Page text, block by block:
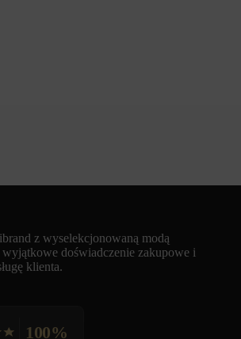
z wyselekcjonowaną modą
doświadczenie zakupowe i
klienta.
100%